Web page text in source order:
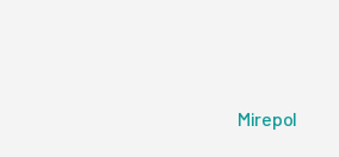
Mirepol